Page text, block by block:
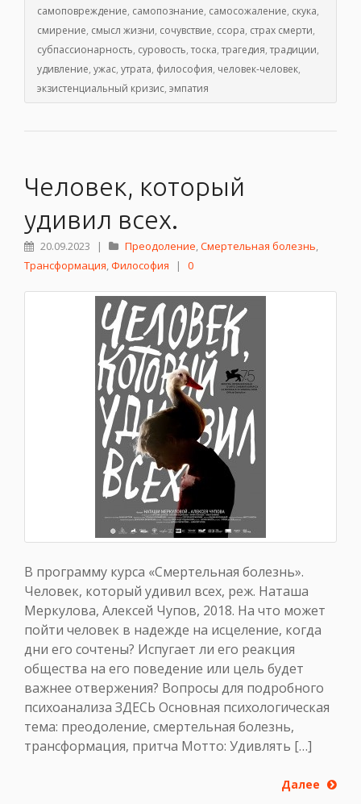
самоповреждение, самопознание, самосожаление, скука,
смирение, смысл жизни, сочувствие, ссора, страх смерти,
субпассионарность, суровость,тоска,трагедия,традиции,
удивление, ужас, утрата, философия, человек-человек,
экзистенциальный кризис, эмпатия
Человек, который
удивил всех.
20.09.2023 | Преодоление,Смертельная болезнь,
Трансформация,Философия | 0
В программу курса «Смертельная болезнь».
Человек, который удивил всех, реж. Наташа
Меркулова, Алексей Чупов, 2018. На что может
пойти человек в надежде на исцеление, когда
дни его сочтены? Испугает ли его реакция
общества на его поведение или цель будет
важнее отвержения? Вопросы для подробного
психоанализа ЗДЕСЬ Основная психологическая
тема: преодоление, смертельная болезнь,
трансформация, притча Мотто: Удивлять […]
Далее